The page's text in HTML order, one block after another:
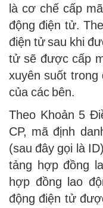
là cơ chế cấp
động điện tử.
điện tử sau khi
tử sẽ được cấp
xuyên suốt
của các bên.
Theo Khoản 5
CP, mã định
(sau đây gọi là
tảng hợp đồng
hợp đồng lao
động điện tử